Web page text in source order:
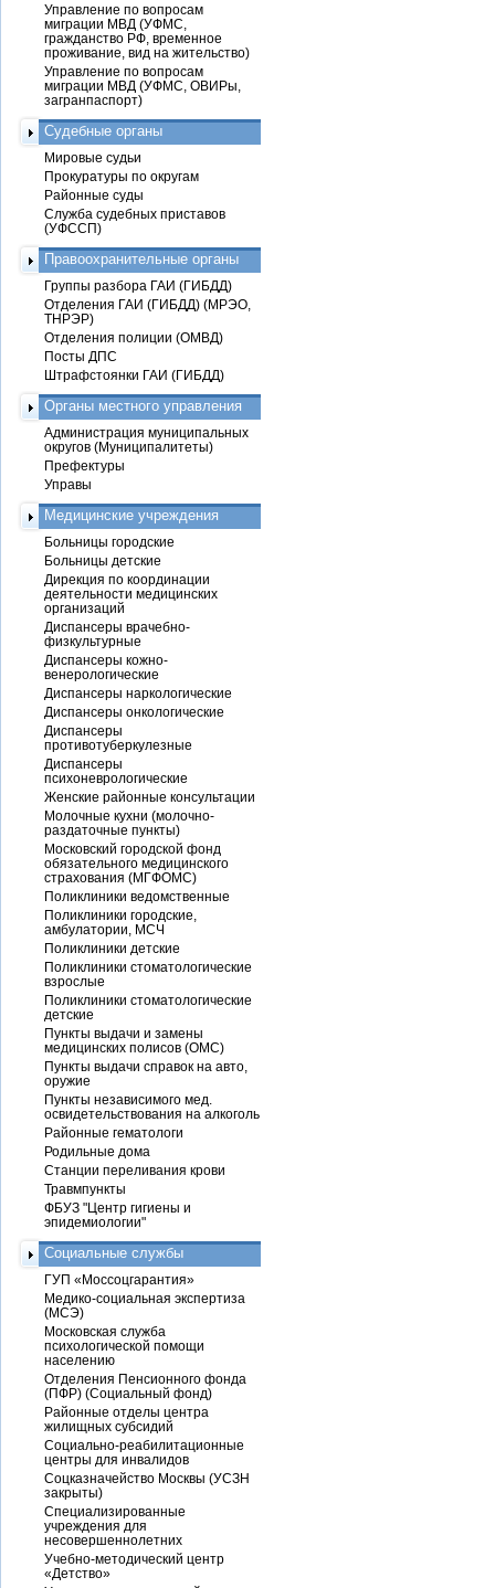
Управление по вопросам
миграции МВД (УФМС,
гражданство РФ, временное
проживание, вид на жительство)
Управление по вопросам
миграции МВД (УФМС, ОВИРы,
загранпаспорт)
Судебные органы
Мировые судьи
Прокуратуры по округам
Районные суды
Служба судебных приставов
(УФССП)
Правоохранительные органы
Группы разбора ГАИ (ГИБДД)
Отделения ГАИ (ГИБДД) (МРЭО,
ТНРЭР)
Отделения полиции (ОМВД)
Посты ДПС
Штрафстоянки ГАИ (ГИБДД)
Органы местного управления
Администрация муниципальных
округов (Муниципалитеты)
Префектуры
Управы
Медицинские учреждения
Больницы городские
Больницы детские
Дирекция по координации
деятельности медицинских
организаций
Диспансеры врачебно-
физкультурные
Диспансеры кожно-
венерологические
Диспансеры наркологические
Диспансеры онкологические
Диспансеры
противотуберкулезные
Диспансеры
психоневрологические
Женские районные консультации
Молочные кухни (молочно-
раздаточные пункты)
Московский городской фонд
обязательного медицинского
страхования (МГФОМС)
Поликлиники ведомственные
Поликлиники городские,
амбулатории, МСЧ
Поликлиники детские
Поликлиники стоматологические
взрослые
Поликлиники стоматологические
детские
Пункты выдачи и замены
медицинских полисов (ОМС)
Пункты выдачи справок на авто,
оружие
Пункты независимого мед.
освидетельствования на алкоголь
Районные гематологи
Родильные дома
Станции переливания крови
Травмпункты
ФБУЗ "Центр гигиены и
эпидемиологии"
Социальные службы
ГУП «Моссоцгарантия»
Медико-социальная экспертиза
(МСЭ)
Московская служба
психологической помощи
населению
Отделения Пенсионного фонда
(ПФР) (Социальный фонд)
Районные отделы центра
жилищных субсидий
Социально-реабилитационные
центры для инвалидов
Соцказначейство Москвы (УСЗН
закрыты)
Специализированные
учреждения для
несовершеннолетних
Учебно-методический центр
«Детство»